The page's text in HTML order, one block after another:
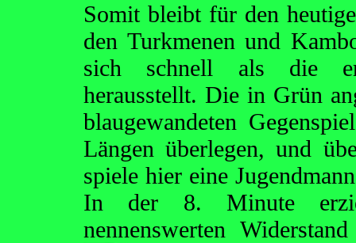
Somit bleibt für den
den Turkmenen und
sich schnell als die
herausstellt. Die in Grün
blaugewandeten
Längen überlegen, und
spiele hier eine
In der 8. Minute
nennenswerten